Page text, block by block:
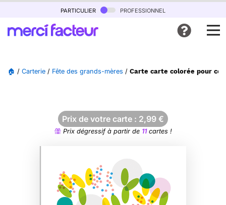
particulier professionnel
🏠 / Carterie / Fête des grands-mères / Carte carte colorée pour
Prix de votre carte : 2,99 €
Prix dégressif à partir de 11cartes !